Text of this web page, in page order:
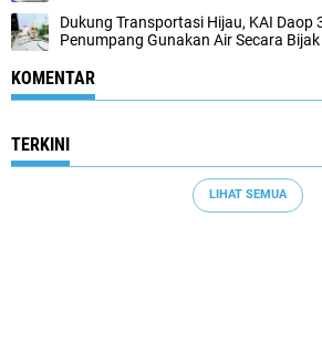
Dukung Transportasi Hijau, KAI Daop
Penumpang Gunakan Air Secara Bijak
KOMENTAR
TERKINI
LIHAT SEMUA